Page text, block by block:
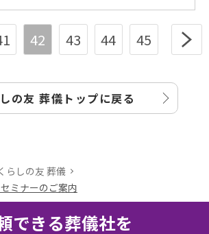
42 43 44 45
の友 葬儀トップに戻る
らしの友 葬儀
ミナーのご案内
できる葬儀社を